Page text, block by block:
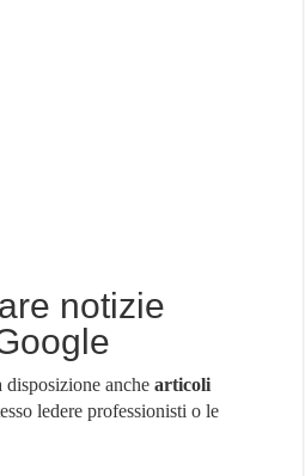
notizie
disposizione anche articoli
ledere professionisti o le